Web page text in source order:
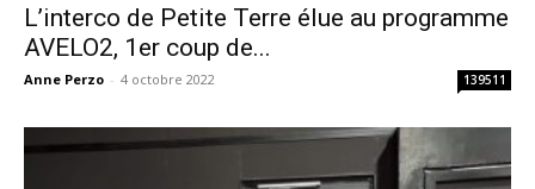
L’interco de Petite Terre élue au programme
AVELO2, 1er coup de...
Anne Perzo - 4 octobre 2022 139511